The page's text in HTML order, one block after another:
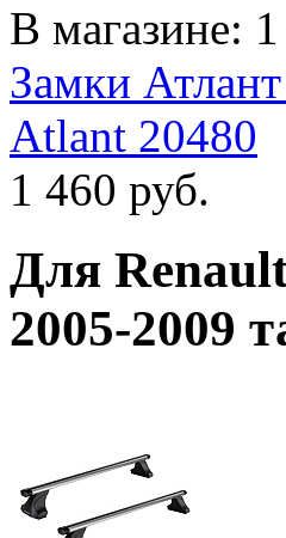
В магазине:
Замки
Atlant 20480
1 460 руб.
Для
2005-2009